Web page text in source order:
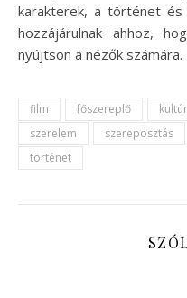
karakterek, a történet és
hozzájárulnak ahhoz,
nyújtson a nézők számára.
film főszereplő
szerelem
szereposztás
történet